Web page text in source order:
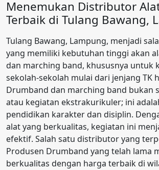
Menemukan Distributor
Terbaik di Tulang Bawang,
Tulang Bawang, Lampung, menjadi
yang memiliki kebutuhan tinggi akan
dan marching band, khususnya untuk
sekolah-sekolah mulai dari jenjang TK
Drumband dan marching band bukan
atau kegiatan ekstrakurikuler; ini
pendidikan karakter dan disiplin.
alat yang berkualitas, kegiatan ini
efektif. Salah satu distributor yang
Produsen Drumband yang telah lama
berkualitas dengan harga terbaik di